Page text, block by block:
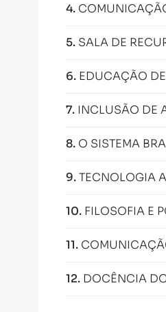
4.
5. SALA DE
6. EDUCAÇÃO
7. INCLUSÃO DE
8. O SISTEMA
9.TECNOLOGIA
10. FILOSOFIA E
11.
12. DOCÊNCIA